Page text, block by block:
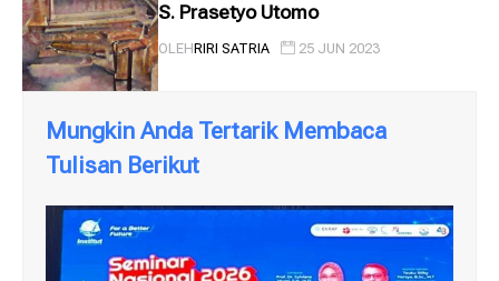
S. Prasetyo Utomo
OLEHRIRI SATRIA 25 JUN 2023
Mungkin Anda Tertarik Membaca
Tulisan Berikut